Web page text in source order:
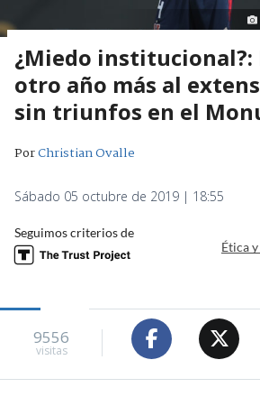
¿Miedo institucional?:
otro año más al
sin triunfos en el
PorChristian Ovalle
Sábado 05 octubre de 2019 | 18:55
Seguimos criterios de
Ética
9556
visitas